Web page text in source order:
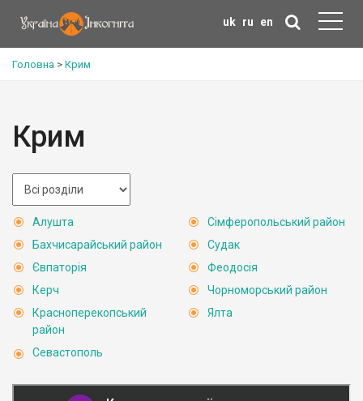
uk ru en
Головна > Крим
Крим
Алушта
Бахчисарайський район
Євпаторія
Керч
Красноперекопський
район
Севастополь
Сімферопольський район
Судак
Феодосія
Чорноморський район
Ялта